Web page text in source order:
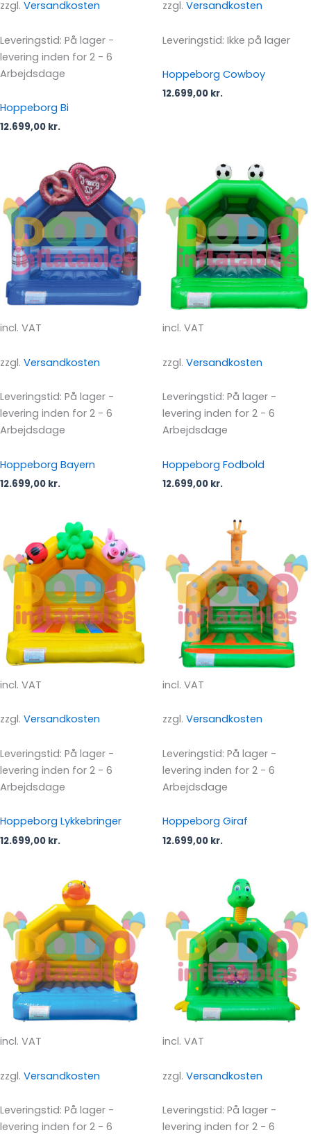
zzgl. Versandkosten
Leveringstid: På lager -
levering inden for 2 - 6
Arbejdsdage
Hoppeborg Bi
12.699,00 kr.
zzgl. Versandkosten
Leveringstid: Ikke på lager
Hoppeborg Cowboy
12.699,00 kr.
incl. VAT
zzgl. Versandkosten
Leveringstid: På lager -
levering inden for 2 - 6
Arbejdsdage
Hoppeborg Bayern
12.699,00 kr.
incl. VAT
zzgl. Versandkosten
Leveringstid: På lager -
levering inden for 2 - 6
Arbejdsdage
Hoppeborg Fodbold
12.699,00 kr.
incl. VAT
zzgl. Versandkosten
Leveringstid: På lager -
levering inden for 2 - 6
Arbejdsdage
Hoppeborg Lykkebringer
12.699,00 kr.
incl. VAT
zzgl. Versandkosten
Leveringstid: På lager -
levering inden for 2 - 6
Arbejdsdage
Hoppeborg Giraf
12.699,00 kr.
incl. VAT
zzgl. Versandkosten
Leveringstid: På lager -
levering inden for 2 - 6
incl. VAT
zzgl. Versandkosten
Leveringstid: På lager -
levering inden for 2 - 6